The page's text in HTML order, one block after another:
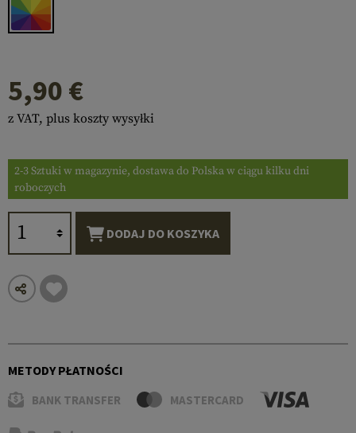
5,90 €
z VAT, plus koszty wysyłki
2-3 Sztuki w magazynie, dostawa do Polska w ciągu kilku dni
roboczych
DODAJ DO KOSZYKA
METODY PŁATNOŚCI
BANK TRANSFER MASTERCARD